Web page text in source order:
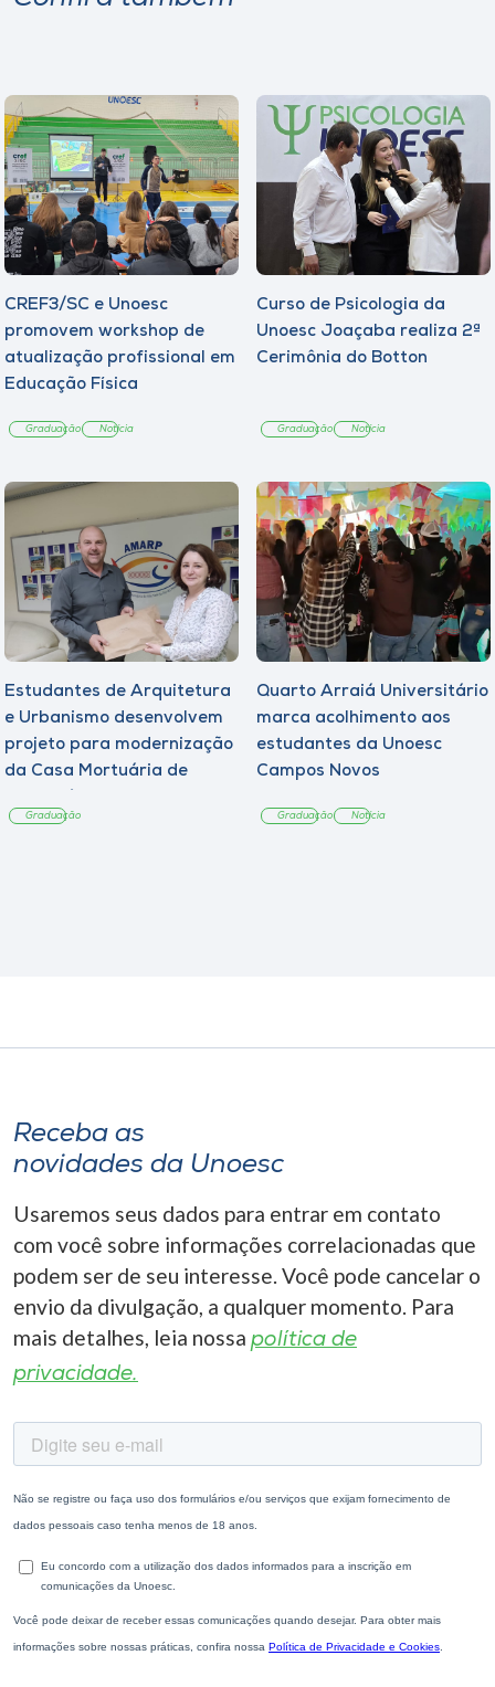
CREF3/SC e Unoesc
promovem workshop de
atualização profissional em
Educação Física
Graduação Notícia
Curso de Psicologia da
Unoesc Joaçaba realiza 2ª
Cerimônia do Botton
Graduação Notícia
Estudantes de Arquitetura
e Urbanismo desenvolvem
projeto para modernização
da Casa Mortuária de
Graduação
Quarto Arraiá Universitário
marca acolhimento aos
estudantes da Unoesc
Campos Novos
Graduação Notícia
Receba as
novidades da Unoesc
Usaremos seus dados para entrar em contato
com você sobre informações correlacionadas que
podem ser de seu interesse. Você pode cancelar o
envio da divulgação, a qualquer momento. Para
mais detalhes, leia nossa política de
privacidade.